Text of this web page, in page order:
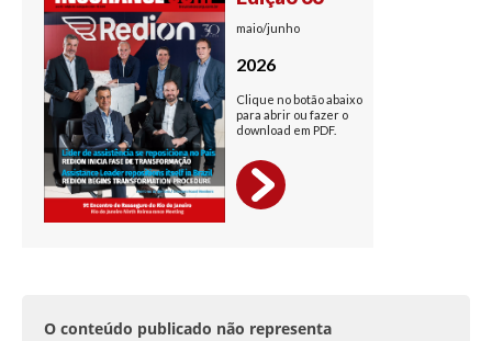
O conteúdo publicado não representa